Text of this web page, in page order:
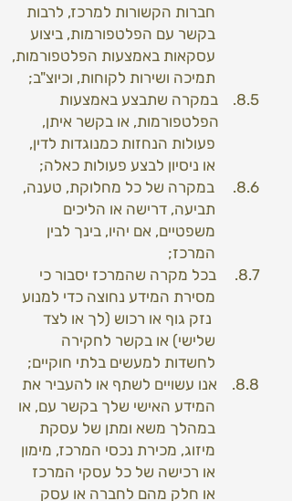
חברות הקשורות למרכז, לרבות
בקשר עם הפלטפורמות, ביצוע
עסקאות באמצעות הפלטפורמות,
תמיכה ושירות לקוחות, וכיוצ"ב;
הפלטפורמות, או בקשר איתן,
פעולות הנחזות כמנוגדות לדין,
או ניסיון לבצע פעולות כאלה;
תביעה, דרישה או הליכים
משפטיים, אם יהיו, בינך לבין
המרכז;
8.7. בכל מקרה שהמרכז יסבור כי
מסירת המידע נחוצה כדי למנוע
נזק גוף או רכוש (לך או לצד
שלישי) או בקשר לחקירה
לחשדות למעשים בלתי חוקיים;
המידע האישי שלך בקשר עם, או
במהלך משא ומתן של עסקת
מיזוג, מכירת נכסי המרכז, מימון
או רכישה של כל עסקי המרכז
או חלק מהם לחברה או עסק